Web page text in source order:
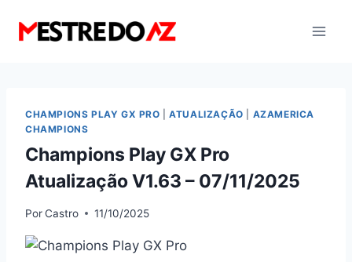
para
CHAMPIONS PLAY GX PRO |ATUALIZAÇÃO
AZAMERICA
CHAMPIONS
Champions Play GX Pro
Atualização V1.63 – 07/11/2025
PorCastro 11/10/2025